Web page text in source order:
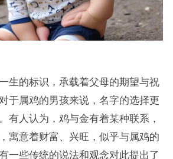
生的标识，承载着父母的期望与祝
于属鸡的男孩来说，名字的选择更
有人认为，鸡与金有着某种联系，
寓意着财富、兴旺，似乎与属鸡的
一些传统的说法和观念对此提出了